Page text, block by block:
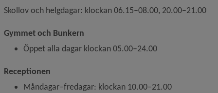
Skollov och helgdagar: klockan 06.15–08.00, 20.00–21.00
Gymmet och Bunkern
Öppet alla dagar klockan 05.00–24.00
Receptionen
Måndagar–fredagar: klockan 10.00–21.00